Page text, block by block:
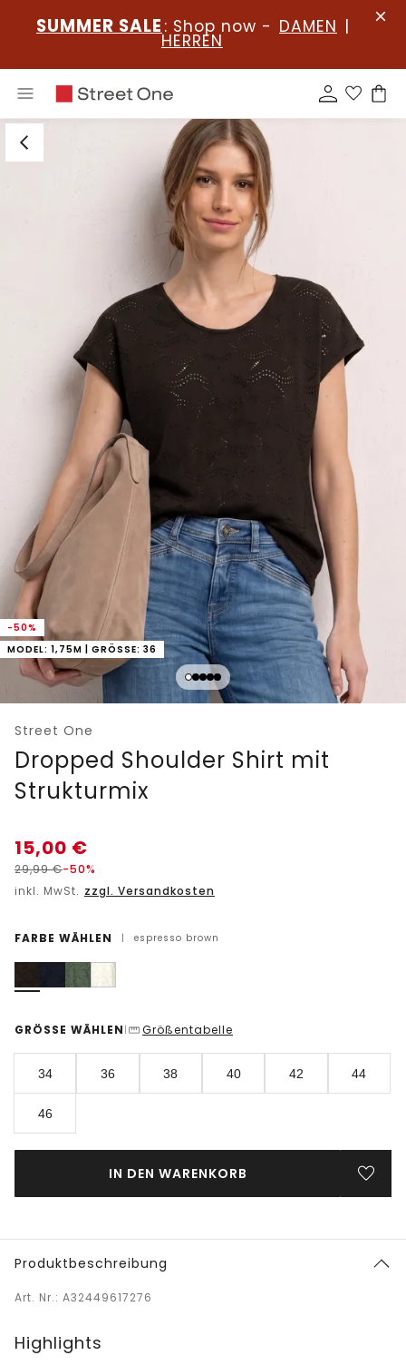
SUMMER SALE : Shop now - DAMEN |
HERREN
-50%
MODEL: 1,75M | GRÖSSE: 36
Street One
Dropped Shoulder Shirt mit
Strukturmix
15,00 €
29,99€-50%
inkl. MwSt. zzgl. Versandkosten
FARBE WÄHLEN | espresso brown
GRÖSSE WÄHLEN | Größentabelle
34 36 38 40 42 44
46
IN DEN WARENKORB
Produktbeschreibung
Art. Nr.: A32449617276
Highlights